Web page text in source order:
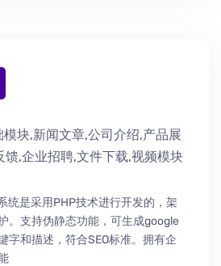
模块,新闻文章,公司介绍,产品展
馈,企业招聘,文件下载,视频模块
统是采用PHP技术进行开发的，架
。支持伪静态功能，可生成google
字和描述，符合SEO标准。拥有企